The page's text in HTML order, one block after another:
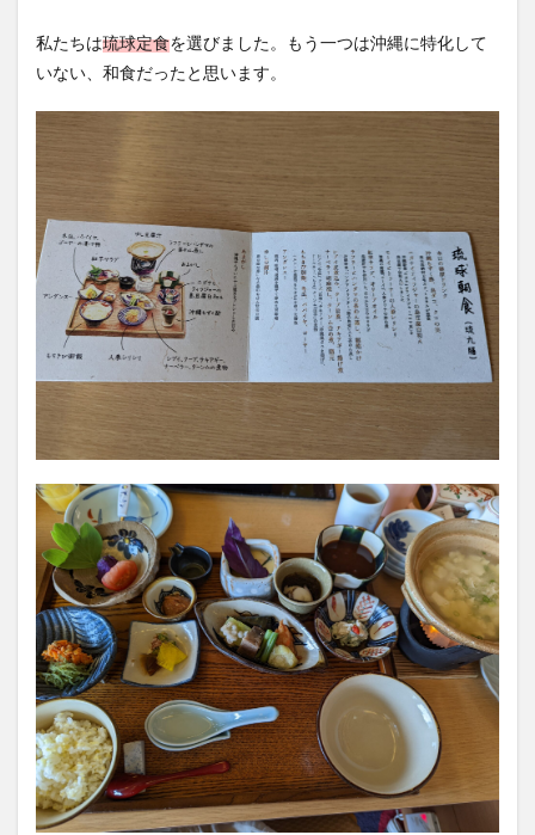
私たちは琉球定食を選びました。もう一つは沖縄に特化して
いない、和食だったと思います。